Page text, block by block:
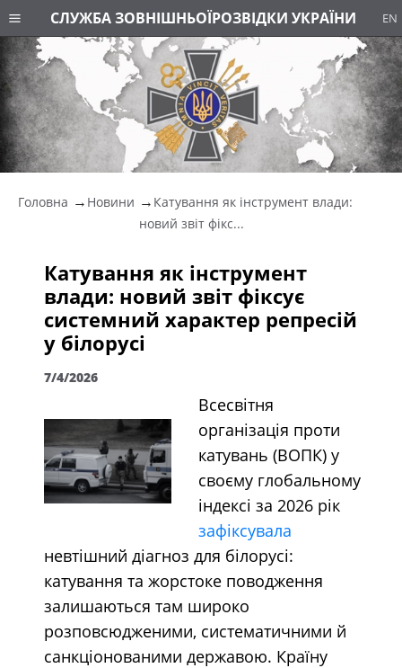
СЛУЖБА ЗОВНІШНЬОЇРОЗВІДКИ УКРАЇНИ EN
Головна Новини
Катування як інструмент влади:
новий звіт фікс...
Катування як інструмент
влади: новий звіт фіксує
системний характер репресій
у білорусі
7/4/2026
Всесвітня
організація проти
катувань (ВОПК) у
своєму глобальному
індексі за 2026 рік
зафіксувала
невтішний діагноз для білорусі:
катування та жорстоке поводження
залишаються там широко
розповсюдженими, систематичними й
санкціонованими державою. Країну